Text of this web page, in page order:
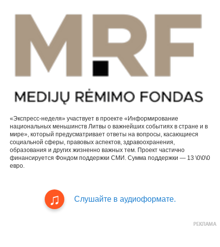
«Экспресс-неделя» участвует в проекте «Информирование
национальных меньшинств Литвы о важнейших событиях в стране и в
мире», который предусматривает ответы на вопросы, касающиеся
социальной сферы, правовых аспектов, здравоохранения,
образования и других жизненно важных тем. Проект частично
финансируется Фондом поддержки СМИ. Сумма поддержки — 13 \0\0\0
евро.
Слушайте в аудиоформате.